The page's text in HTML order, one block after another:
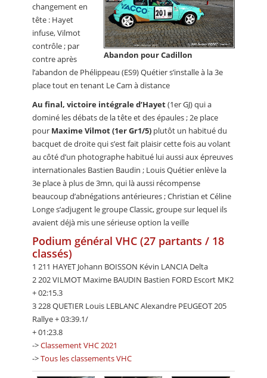
Abandon pour Cadillon
changement en
tête : Hayet
infuse, Vilmot
contrôle ; par
contre après
l’abandon de Phélippeau (ES9) Quétier s’installe à la 3e
place tout en tenant Le Cam à distance
Au final, victoire intégrale d’Hayet(1er GJ) qui a
dominé les débats de la tête et des épaules ; 2e place
pour Maxime Vilmot (1er Gr1/5) plutôt un habitué du
bacquet de droite qui s’est fait plaisir cette fois au volant
au côté d’un photographe habitué lui aussi aux épreuves
internationales Bastien Baudin ; Louis Quétier enlève la
3e place à plus de 3mn, qui là aussi récompense
beaucoup d’abnégations antérieures ; Christian et Céline
Longe s’adjugent le groupe Classic, groupe sur lequel ils
avaient déjà mis une sérieuse option la veille
Podium général VHC (27 partants / 18
classés)
1 211 HAYET Johann BOISSON Kévin LANCIA Delta
2 202 VILMOT Maxime BAUDIN Bastien FORD Escort MK2
+ 02:15.3
3 228 QUETIER Louis LEBLANC Alexandre PEUGEOT 205
Rallye + 03:39.1/
+ 01:23.8
->Classement VHC 2021
->Tous les classements VHC